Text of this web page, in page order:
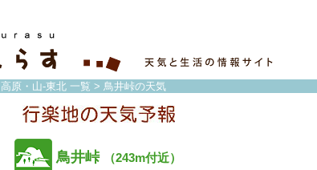
高原・山-東北 一覧 > 鳥井峠の天気
鳥井峠 （243m付近）